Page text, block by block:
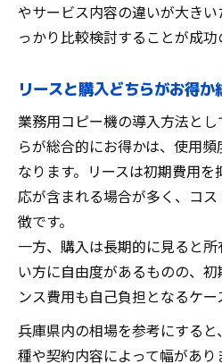
やサービス内容の違いが大き
っかり比較検討することが成功
リースと購入どちらがお得か
業務用コピー機の導入方法とし
らが総合的にお得かは、使用
なります。リースは初期費用
応が含まれる場合が多く、コ
徴です。
一方、購入は長期的に見ると
い方に自由度があるものの、
ンス費用も自己負担となるケー
兵庫県内の相場を参考にする
種や契約内容によって幅があ